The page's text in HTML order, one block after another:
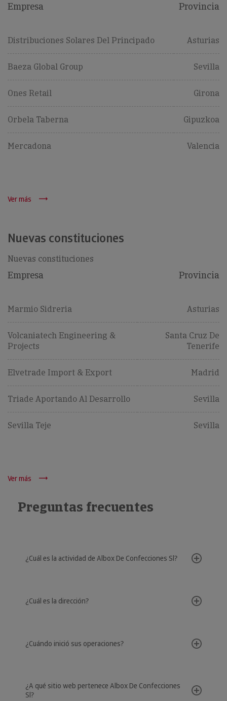
Empresa Provincia
Distribuciones Solares Del Principado Asturias
Baeza Global Group Sevilla
Ones Retail Girona
Orbela Taberna Gipuzkoa
Mercadona Valencia
Ver más
Nuevas constituciones
Nuevas constituciones
Empresa Provincia
Marmio Sidreria Asturias
Volcaniatech Engineering &
Projects
Santa Cruz De
Tenerife
Elvetrade Import & Export Madrid
Triade Aportando Al Desarrollo Sevilla
Sevilla Teje Sevilla
Ver más
Preguntas frecuentes
¿Cuál es la actividad de Albox De Confecciones Sl?
¿Cuál es la dirección?
¿Cuándo inició sus operaciones?
¿A qué sitio web pertenece Albox De Confecciones
Sl?